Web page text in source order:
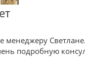
менеджеру
подробную